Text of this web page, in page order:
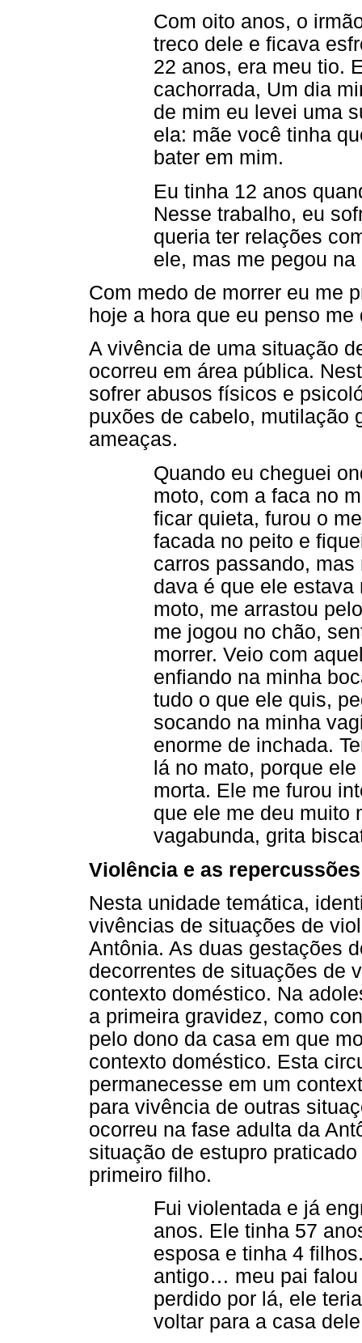
Com oito anos, o
treco dele e ficava
22 anos, era meu tio.
cachorrada, Um dia
de mim eu levei uma
ela: mãe você tinha
bater em mim.
Eu tinha 12 anos
Nesse trabalho, eu
queria ter relações
ele, mas me pegou
Com medo de morrer eu me
hoje a hora que eu penso
A vivência de uma situação
ocorreu em área pública.
sofrer abusos físicos e
puxões de cabelo, mutilação
ameaças.
Quando eu cheguei
moto, com a faca no
ficar quieta, furou o
facada no peito e
carros passando,
dava é que ele
moto, me arrastou
me jogou no chão,
morrer. Veio com
enfiando na minha
tudo o que ele quis,
socando na minha
enorme de inchada.
lá no mato, porque
morta. Ele me furou
que ele me deu muito
vagabunda, grita
Violência e as
Nesta unidade temática,
vivências de situações de
Antônia. As duas gestações
decorrentes de situações de
contexto doméstico. Na
a primeira gravidez, como
pelo dono da casa em que
contexto doméstico. Esta
permanecesse em um
para vivência de outras
ocorreu na fase adulta da
situação de estupro
primeiro filho.
Fui violentada e já
anos. Ele tinha 57
esposa e tinha 4
antigo… meu pai falou
perdido por lá, ele
voltar para a casa